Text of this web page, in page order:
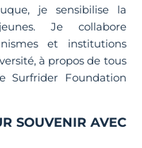
je sensibilise la
Je collabore
et institutions
à propos de tous
Surfrider Foundation
SOUVENIR AVEC